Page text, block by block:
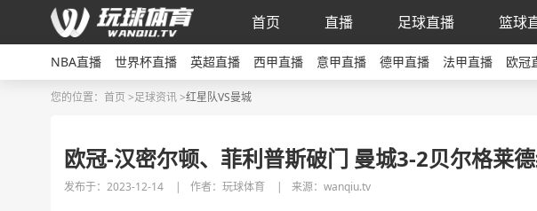
首页 直播 足球直播 篮球
NBA直播 世界杯直播 英超直播 西甲直播 意甲直播 德甲直播 法甲直播 欧冠
您的位置： 首页 >足球资讯>红星队VS曼城
欧冠-汉密尔顿、菲利普斯破门 曼城3-2贝尔格莱
发布于：2023-12-14 | 作者：玩球体育 | 来源：wanqiu.tv